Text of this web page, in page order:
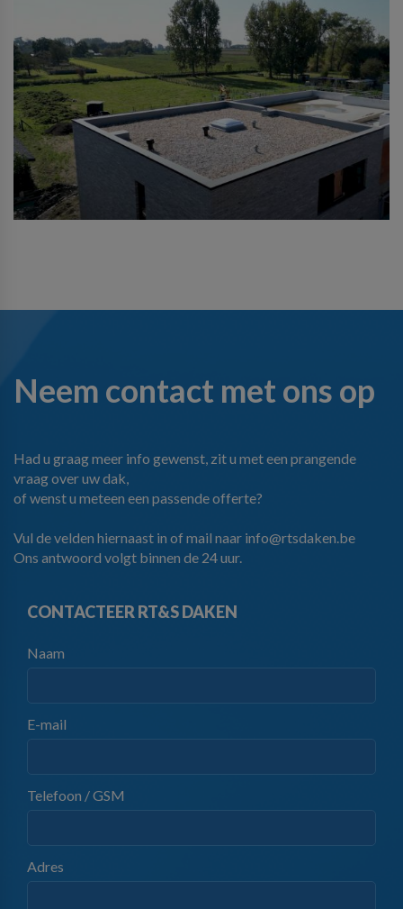
Neem contact met ons op
Had u graag meer info gewenst, zit u met een prangende
vraag over uw dak,
of wenst u meteen een passende offerte?
Vul de velden hiernaast in of mail naar info@rtsdaken.be
Ons antwoord volgt binnen de 24 uur.
CONTACTEER RT&S DAKEN
Naam
E-mail
Telefoon / GSM
Adres